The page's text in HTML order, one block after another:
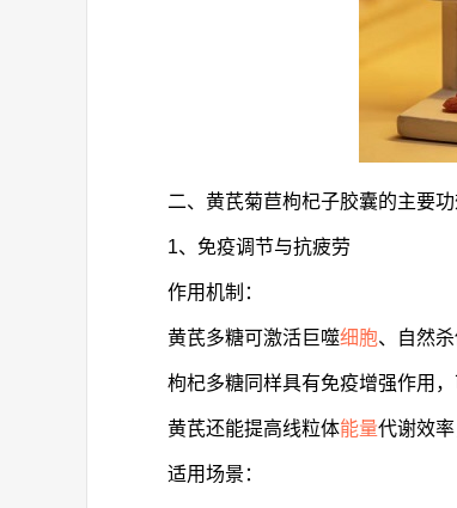
二、黄芪菊苣枸杞子胶囊的主要功
1、免疫调节与抗疲劳
作用机制：
黄芪多糖可激活巨噬细胞、自然
枸杞多糖同样具有免疫增强作用
黄芪还能提高线粒体能量代谢效
适用场景：